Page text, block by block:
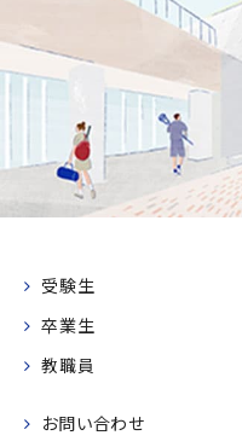
受験生
卒業生
教職員
お問い合わせ